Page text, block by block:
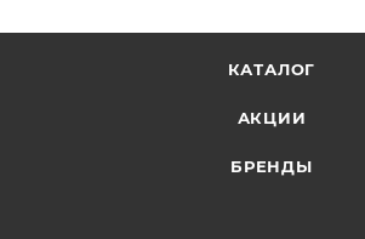
КАТАЛОГ
АКЦИИ
БРЕНДЫ